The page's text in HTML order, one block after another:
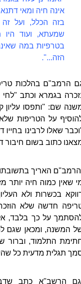
אינה חיה ומאי
בזה הכלל, ועל
שמעתא, ועוד היו
בטרפיות במה
הזה...".
הרמב"ם בהלכות
בגמרא וכתב "לחי
שם: "ותפסו
על הטריפות
שאלו לרבינו בחייו
כתוב בשום חיבור
האריך בתשובתו
שאין כמוה חיה יותר
בכשרות ולא
חדשה שלא
על כך בלבד,
המשנה, ומכאן שגם
התלמוד, וברור
תגלית מדעית כל
הרשב"א כתב